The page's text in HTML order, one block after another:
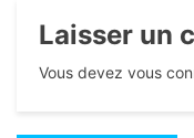
Laisser un
Vous devez vous